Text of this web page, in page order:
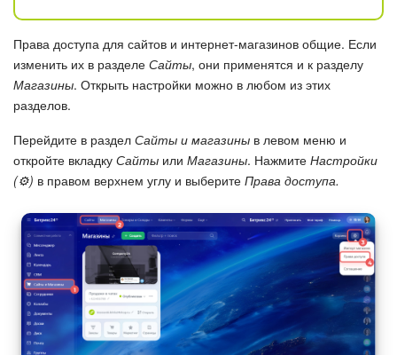
База знаний
Интернет-магазин
Почта
CRM
Онлайн-запись
Права доступа для сайтов и интернет-магазинов общие. Если
изменить их в разделе Сайты, они применятся и к разделу
Магазины. Открыть настройки можно в любом из этих
разделов.
Перейдите в раздел Сайты и магазины в левом меню и
откройте вкладку Сайты или Магазины. Нажмите Настройки
(⚙️) в правом верхнем углу и выберите Права доступа.